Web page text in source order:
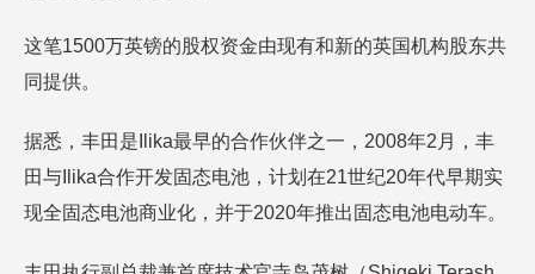
这笔1500万英镑的股权资金由现有和新的英国机构股东共
同提供。
据悉，丰田是Ilika最早的合作伙伴之一，2008年2月，丰
田与Ilika合作开发固态电池，计划在21世纪20年代早期实
现全固态电池商业化，并于2020年推出固态电池电动车。